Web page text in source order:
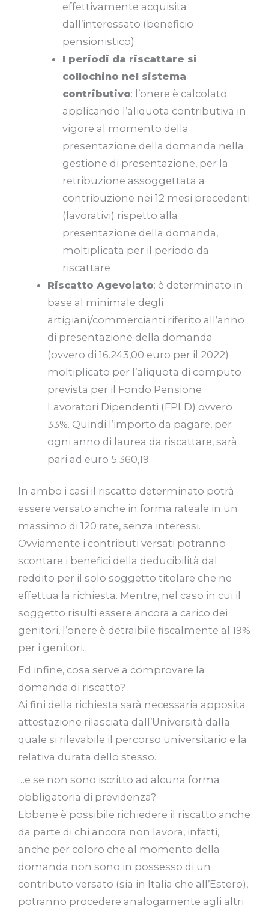
effettivamente acquisita
dall’interessato (beneficio
pensionistico)
I periodi da riscattare si
collochino nel sistema
contributivo: l’onere è calcolato
applicando l’aliquota contributiva in
vigore al momento della
presentazione della domanda nella
gestione di presentazione, per la
retribuzione assoggettata a
contribuzione nei 12 mesi precedenti
(lavorativi) rispetto alla
presentazione della domanda,
moltiplicata per il periodo da
riscattare
Riscatto Agevolato: è determinato in
base al minimale degli
artigiani/commercianti riferito all’anno
di presentazione della domanda
(ovvero di 16.243,00 euro per il 2022)
moltiplicato per l’aliquota di computo
prevista per il Fondo Pensione
Lavoratori Dipendenti (FPLD) ovvero
33%. Quindi l’importo da pagare, per
ogni anno di laurea da riscattare, sarà
pari ad euro 5.360,19.
In ambo i casi il riscatto determinato potrà
essere versato anche in forma rateale in un
massimo di 120 rate, senza interessi.
Ovviamente i contributi versati potranno
scontare i benefici della deducibilità dal
reddito per il solo soggetto titolare che ne
effettua la richiesta. Mentre, nel caso in cui il
soggetto risulti essere ancora a carico dei
genitori, l’onere è detraibile fiscalmente al 19%
per i genitori.
Ed infine, cosa serve a comprovare la
domanda di riscatto?
Ai fini della richiesta sarà necessaria apposita
attestazione rilasciata dall’Università dalla
quale si rilevabile il percorso universitario e la
relativa durata dello stesso.
…e se non sono iscritto ad alcuna forma
obbligatoria di previdenza?
Ebbene è possibile richiedere il riscatto anche
da parte di chi ancora non lavora, infatti,
anche per coloro che al momento della
domanda non sono in possesso di un
contributo versato (sia in Italia che all’Estero),
potranno procedere analogamente agli altri